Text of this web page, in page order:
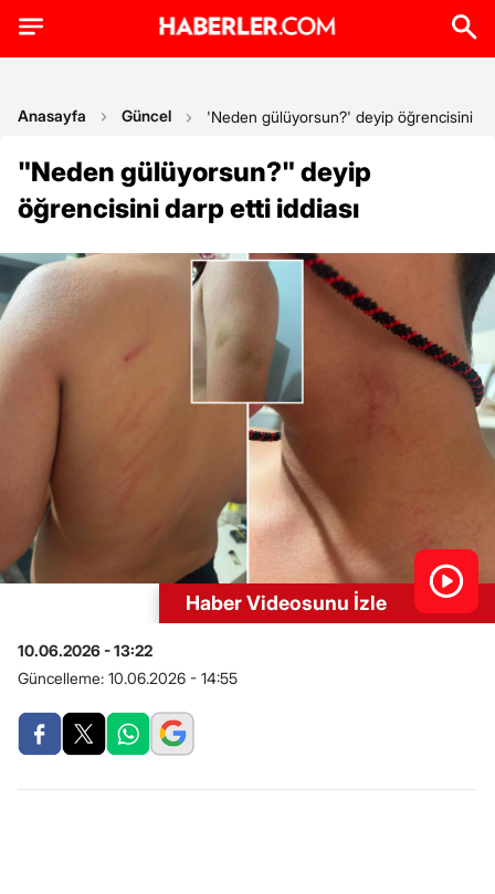
Anasayfa Güncel 'Neden gülüyorsun?' deyip öğrencisini
"Neden gülüyorsun?" deyip
öğrencisini darp etti iddiası
Haber Videosunu İzle
10.06.2026 - 13:22
Güncelleme: 10.06.2026 - 14:55